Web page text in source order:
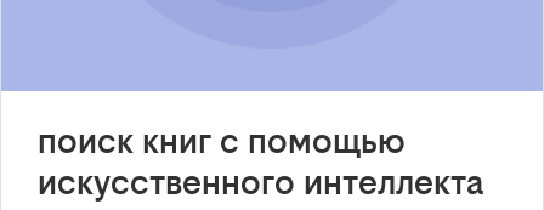
поиск книг с помощью
искусственного интеллекта